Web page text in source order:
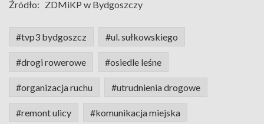
Źródło: ZDMiKP w Bydgoszczy
#tvp3 bydgoszcz #ul. sułkowskiego
#drogi rowerowe #osiedle leśne
#organizacja ruchu #utrudnienia drogowe
#remont ulicy #komunikacja miejska